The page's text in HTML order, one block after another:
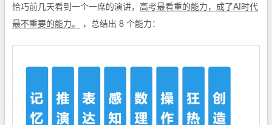
恰巧前几天看到一个一席的演讲， 高考最看重的能力，成了AI时代
最不重要的能力。
，总结出 8 个能力：